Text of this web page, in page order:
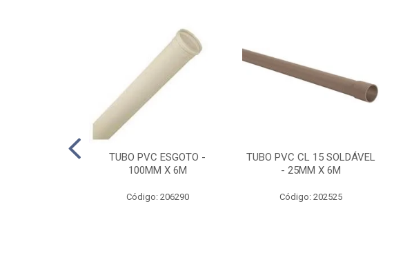
TUBO PVC ESGOTO -
100MM X 6M
Código: 206290
TUBO PVC CL 15 SOLDÁVEL
- 25MM X 6M
Código: 202525